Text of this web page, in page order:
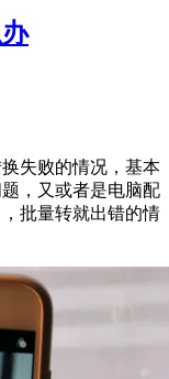
失败的情况，基本
，又或者是电脑配
批量转就出错的情